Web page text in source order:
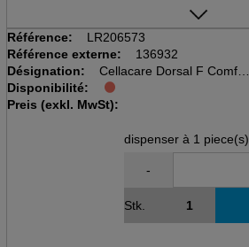
Référence:
LR206573
Référence externe:
136932
Désignation:
Cellacare Dorsal F Comfort
disp à 1 pcs, taille 3
Rückenorthese für Frauen
Disponibilité:
Preis (exkl. MwSt):
dispenser à 1 piece(s)
-
Stk.